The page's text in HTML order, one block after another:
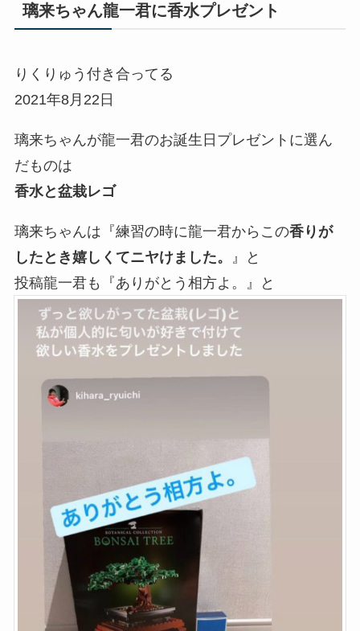
璃来ちゃん龍一君に香水プレゼント
りくりゅう付き合ってる
2021年8月22日
璃来ちゃんが龍一君のお誕生日プレゼントに選ん
だものは
香水と盆栽レゴ
璃来ちゃんは『練習の時に龍一君からこの香りが
したとき嬉しくてニヤけました。
』と
投稿龍一君も『ありがとう相方よ。』と